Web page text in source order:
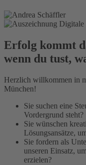
Erfolg kommt
wenn du tust,
Herzlich willkommen in
München!
Sie suchen eine
Vordergrund steht?
Sie wünschen
Lösungsansätze,
Sie fordern als
unseren Einsatz,
erzielen?